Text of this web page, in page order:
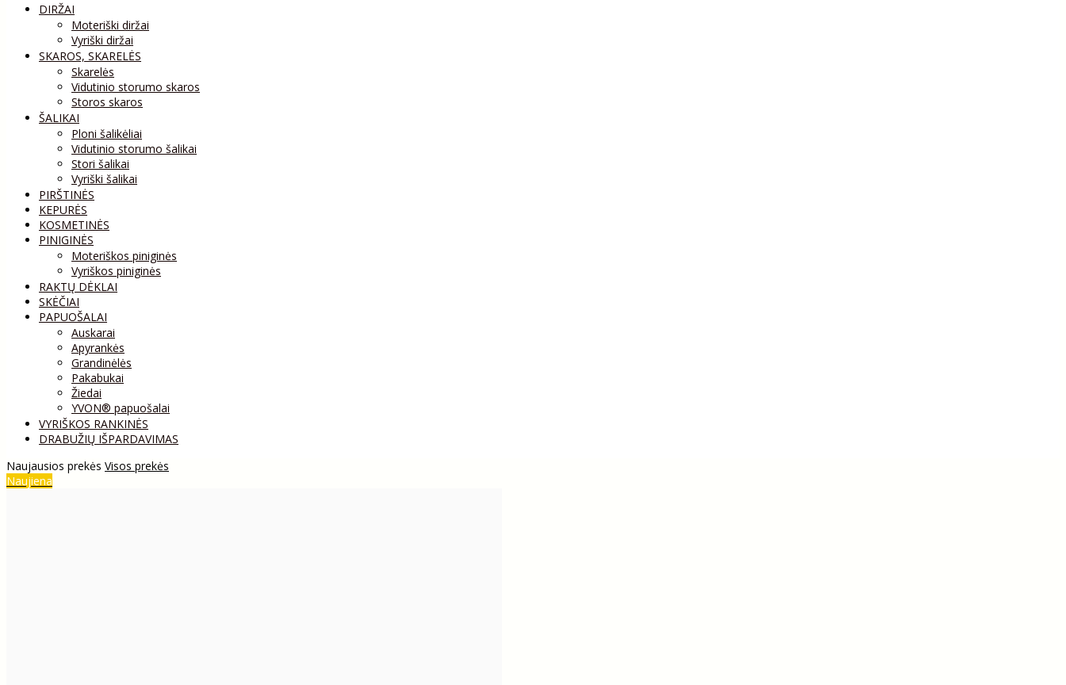
DIRŽAI
Moteriški diržai
Vyriški diržai
SKAROS, SKARELĖS
Skarelės
Vidutinio storumo skaros
Storos skaros
ŠALIKAI
Ploni šalikėliai
Vidutinio storumo šalikai
Stori šalikai
Vyriški šalikai
PIRŠTINĖS
KEPURĖS
KOSMETINĖS
PINIGINĖS
Moteriškos piniginės
Vyriškos piniginės
RAKTŲ DĖKLAI
SKĖČIAI
PAPUOŠALAI
Auskarai
Apyrankės
Grandinėlės
Pakabukai
Žiedai
YVON® papuošalai
VYRIŠKOS RANKINĖS
DRABUŽIŲ IŠPARDAVIMAS
Naujausios prekės Visos prekės
Naujiena